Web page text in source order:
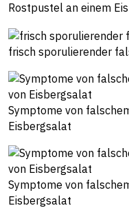
Rostpustel an einem
frisch sporulierender
Symptome von
Eisbergsalat
Symptome von
Eisbergsalat